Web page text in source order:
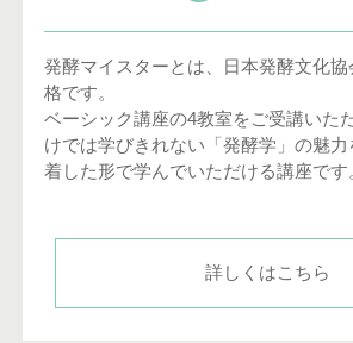
発酵マイスターとは、日本発酵文化
格です。
ベーシック講座の4教室をご受講いた
けでは学びきれない「発酵学」の魅
着した形で学んでいただける講座です
詳しくはこちら